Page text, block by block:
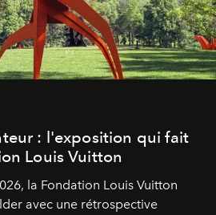
: l'exposition qui fait
Louis Vuitton
la Fondation Louis Vuitton
avec une rétrospective